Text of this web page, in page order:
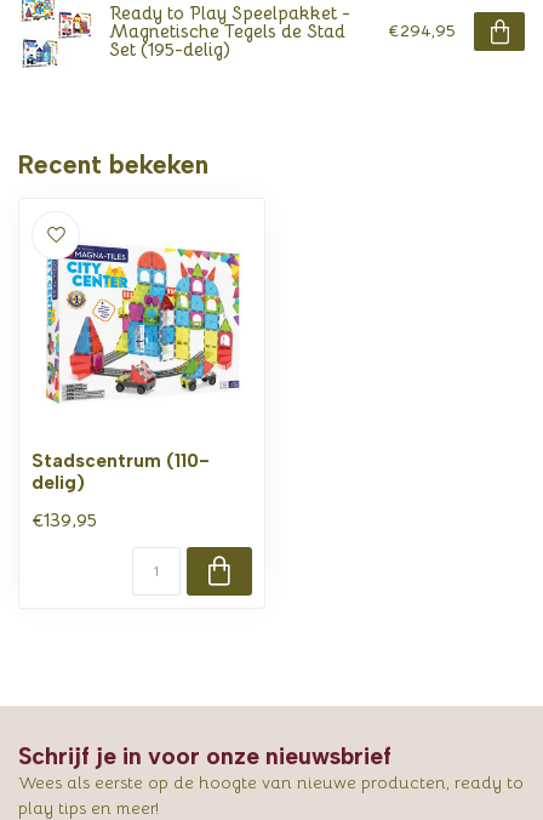
Ready to Play Speelpakket -
Magnetische Tegels de Stad
Set (195-delig)
€294,95
Recent bekeken
Stadscentrum (110-
delig)
€139,95
Schrijf je in voor onze nieuwsbrief
Wees als eerste op de hoogte van nieuwe producten, ready to
play tips en meer!